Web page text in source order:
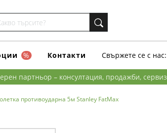
% Контакти Свържете се с нас:
партньор – консултация, продажби, сервиз
противоударна 5м Stanley FatMax